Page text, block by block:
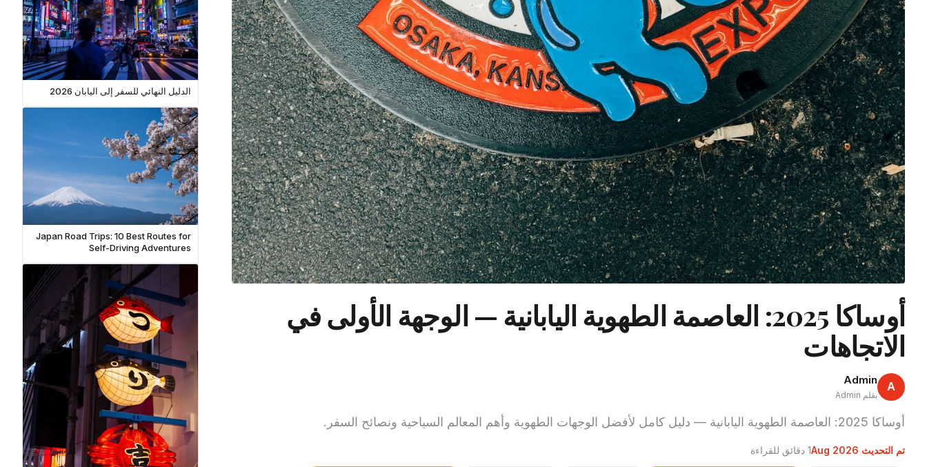
أوساكا 2025: العاصمة الطهوية اليابانية — الوجهة الأولى في
الاتجاهات
A
Admin
بقلم Admin
أوساكا 2025: العاصمة الطهوية اليابانية — دليل كامل لأفضل الوجهات الطهوية وأهم المعالم السياحية ونصائح السفر.
تم التحديث Aug 2026 1 دقائق للقراءة
الدليل النهائي للسفر إلى اليابان 2026
Japan Road Trips: 10 Best Routes for
Self-Driving Adventures